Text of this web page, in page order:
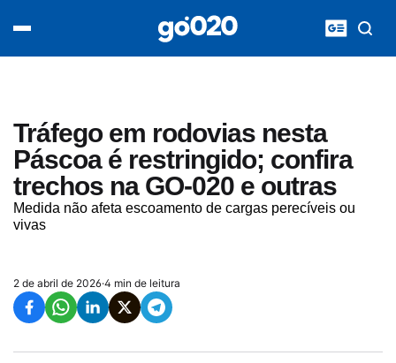
Tráfego em rodovias nesta
Páscoa é restringido; confira
trechos na GO-020 e outras
Medida não afeta escoamento de cargas perecíveis ou
vivas
2 de abril de 2026·4 min de leitura
acontece agora
entretenimento
vídeos
pod020